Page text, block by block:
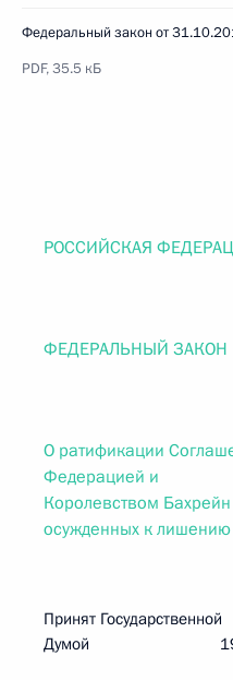
Федеральный закон от
PDF, 35.5 кБ
РОССИЙСКАЯ
ФЕДЕРАЛЬНЫЙ ЗАКОН
О ратификации
Федерацией и
Королевством
осужденных к
Принят Государственной
Думой 19